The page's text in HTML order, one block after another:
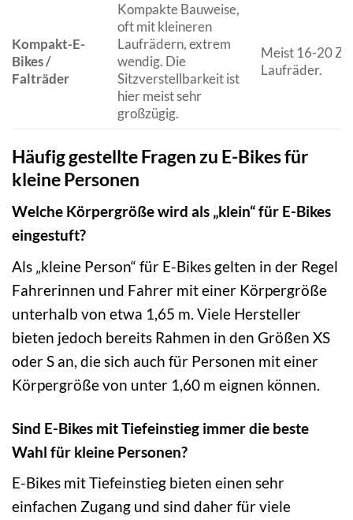
Kompakt-E-
Bikes /
Falträder
Kompakte Bauweise,
oft mit kleineren
Laufrädern, extrem
wendig. Die
Sitzverstellbarkeit ist
hier meist sehr
großzügig.
Meist 16-20
Laufräder.
Häufig gestellte Fragen zu E-Bikes für
kleine Personen
Welche Körpergröße wird als „klein“ für E-Bikes
eingestuft?
Als „kleine Person“ für E-Bikes gelten in der Regel
Fahrerinnen und Fahrer mit einer Körpergröße
unterhalb von etwa 1,65 m. Viele Hersteller
bieten jedoch bereits Rahmen in den Größen XS
oder S an, die sich auch für Personen mit einer
Körpergröße von unter 1,60 m eignen können.
Sind E-Bikes mit Tiefeinstieg immer die beste
Wahl für kleine Personen?
E-Bikes mit Tiefeinstieg bieten einen sehr
einfachen Zugang und sind daher für viele